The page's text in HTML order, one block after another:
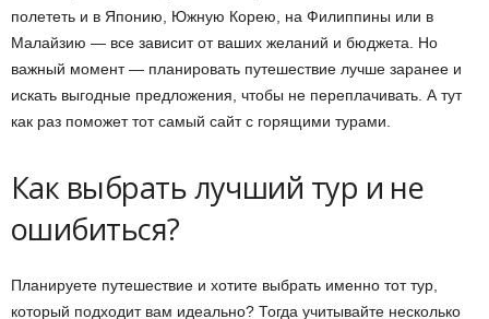
полететь и в Японию, Южную Корею, на Филиппины или в
Малайзию — все зависит от ваших желаний и бюджета. Но
важный момент — планировать путешествие лучше заранее и
искать выгодные предложения, чтобы не переплачивать. А тут
как раз поможет тот самый сайт с горящими турами.
Как выбрать лучший тур и не
ошибиться?
Планируете путешествие и хотите выбрать именно тот тур,
который подходит вам идеально? Тогда учитывайте несколько